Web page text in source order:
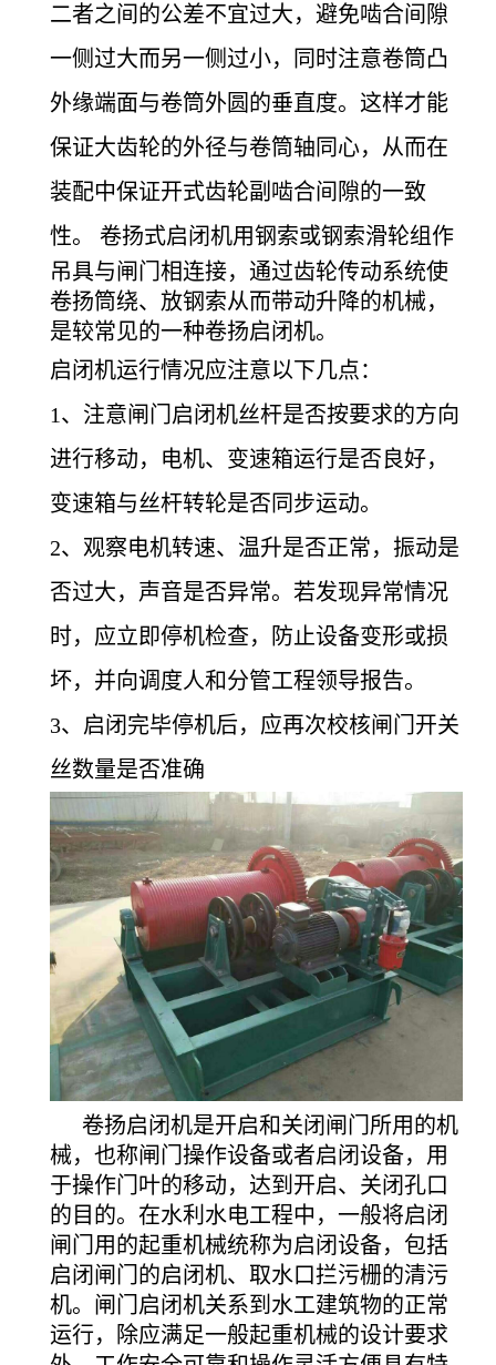
二者之间的公差不宜过大，避免啮合间隙
一侧过大而另一侧过小，同时注意卷筒凸
外缘端面与卷筒外圆的垂直度。这样才能
保证大齿轮的外径与卷筒轴同心，从而在
装配中保证开式齿轮副啮合间隙的一致
性。 卷扬式启闭机用钢索或钢索滑轮组作
吊具与闸门相连接，通过齿轮传动系统使
卷扬筒绕、放钢索从而带动升降的机械，
是较常见的一种卷扬启闭机。
启闭机运行情况应注意以下几点：
1、注意闸门启闭机丝杆是否按要求的方向
进行移动，电机、变速箱运行是否良好，
变速箱与丝杆转轮是否同步运动。
2、观察电机转速、温升是否正常，振动是
否过大，声音是否异常。若发现异常情况
时，应立即停机检查，防止设备变形或损
坏，并向调度人和分管工程领导报告。
3、启闭完毕停机后，应再次校核闸门开关
丝数量是否准确
卷扬启闭机是开启和关闭闸门所用的机
械，也称闸门操作设备或者启闭设备，用
于操作门叶的移动，达到开启、关闭孔口
的目的。在水利水电工程中，一般将启闭
闸门用的起重机械统称为启闭设备，包括
启闭闸门的启闭机、取水口拦污栅的清污
机。闸门启闭机关系到水工建筑物的正常
运行，除应满足一般起重机械的设计要求